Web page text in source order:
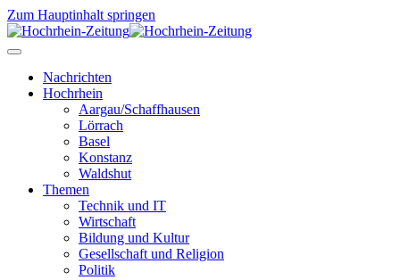
Zum Hauptinhalt springen
Nachrichten
Hochrhein
Aargau/Schaffhausen
Lörrach
Basel
Konstanz
Waldshut
Themen
Technik und IT
Wirtschaft
Bildung und Kultur
Gesellschaft und Religion
Politik